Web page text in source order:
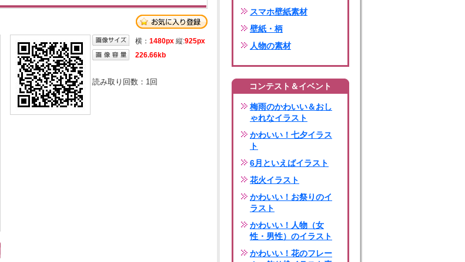
横： 1480px 縦:925px
226.66kb
読み取り回数： 1回
スマホ壁紙素材
壁紙・柄
人物の素材
コンテスト＆イベント
梅雨のかわいい＆おし
ゃれなイラスト
かわいい！七夕イラス
ト
6月といえばイラスト
花火イラスト
かわいい！お祭りのイ
ラスト
かわいい！人物（女
性・男性）のイラスト
かわいい！花のフレー